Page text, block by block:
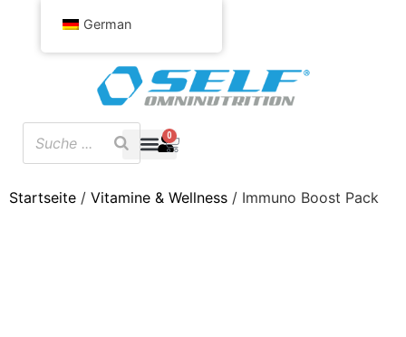
0
Startseite / Vitamine & Wellness / Immuno Boost Pack
German